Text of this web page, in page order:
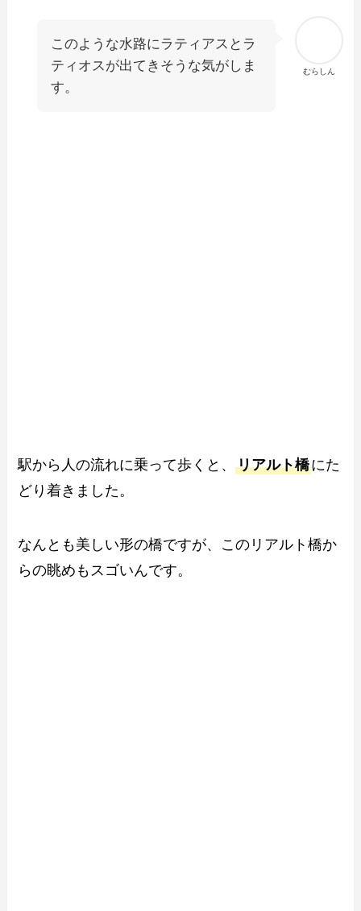
むらしん
このような水路にラティアスとラ
ティオスが出てきそうな気がしま
す。
駅から人の流れに乗って歩くと、リアルト橋にた
どり着きました。
なんとも美しい形の橋ですが、このリアルト橋か
らの眺めもスゴいんです。